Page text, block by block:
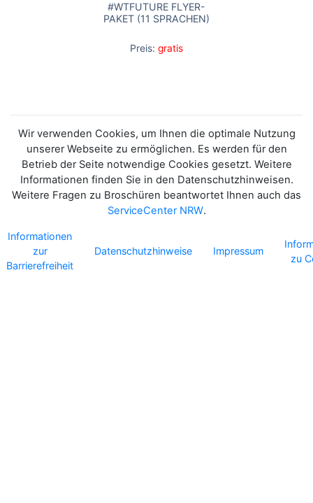
#WTFUTURE FLYER-
PAKET (11 SPRACHEN)
Preis: gratis
Wir verwenden Cookies, um Ihnen die optimale Nutzung
unserer Webseite zu ermöglichen. Es werden für den
Betrieb der Seite notwendige Cookies gesetzt. Weitere
Informationen finden Sie in den Datenschutzhinweisen.
Weitere Fragen zu Broschüren beantwortet Ihnen auch das
ServiceCenter NRW.
Informationen
zur
Barrierefreiheit
Datenschutzhinweise Impressum
zu